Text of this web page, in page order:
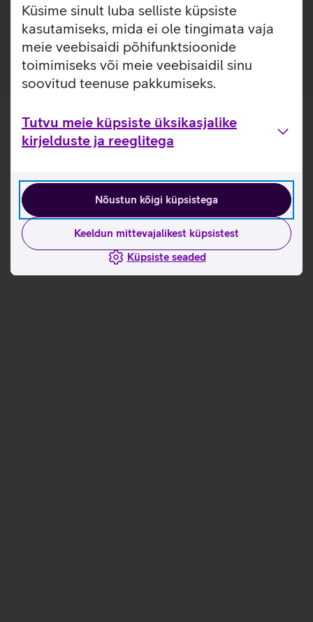
Küsime sinult luba selliste küpsiste
kasutamiseks, mida ei ole tingimata vaja
meie veebisaidi põhifunktsioonide
toimimiseks või meie veebisaidil sinu
soovitud teenuse pakkumiseks.
Tutvu meie küpsiste üksikasjalike
kirjelduste ja reeglitega
Nõustun kõigi küpsistega
Keeldun mittevajalikest küpsistest
Küpsiste seaded
värvuse. Ümbrist on võimalik kasutada ka juhtmevabade
laadijatega.